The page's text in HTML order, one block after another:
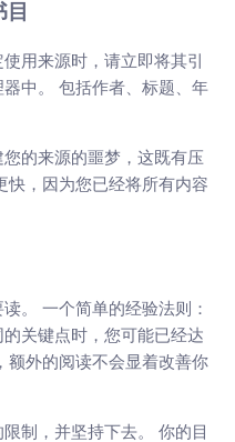
用来源时，请立即将其引
中。 包括作者、标题、年
的来源的噩梦，这既有压
快，因为您已经将所有内容
。 一个简单的经验法则：
关键点时，您可能已经达
额外的阅读不会显着改善你
制，并坚持下去。 你的目